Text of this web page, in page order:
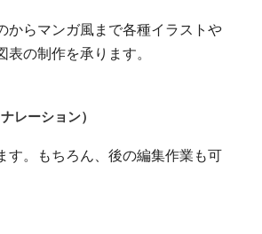
からマンガ風まで各種イラストや
の制作を承ります。
レーション）
す。もちろん、後の編集作業も可